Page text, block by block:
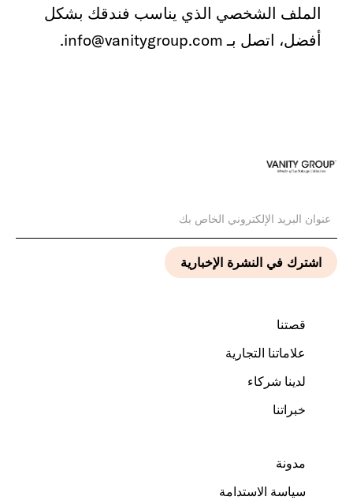
الملف الشخصي الذي يناسب فندقك بشكل
أفضل، اتصل بـ info@vanitygroup.com.
قصتنا
علاماتنا التجارية
لدينا شركاء
خبراتنا
مدونة
سياسة الاستدامة